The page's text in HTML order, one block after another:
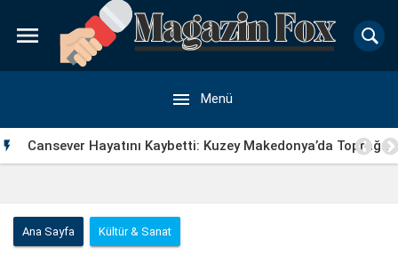

 Menü
 Cansever Hayatını Kaybetti: Kuzey Makedonya’da Toprağa
Ana Sayfa Kültür & Sanat